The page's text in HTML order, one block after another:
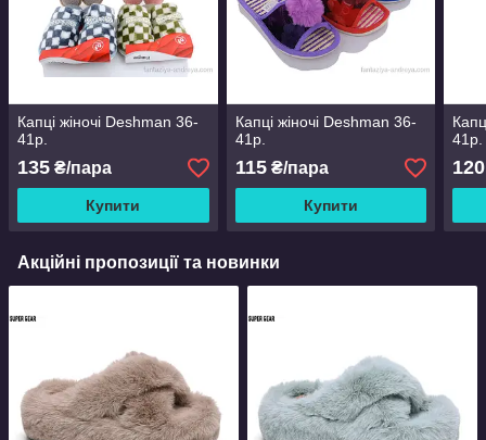
Капці жіночі Deshman 36-
41р.
135 ₴/пара
Купити
Капці жіночі Deshman 36-
41р.
115₴/пара
Купити
41р.
120
Акційні пропозиції та новинки